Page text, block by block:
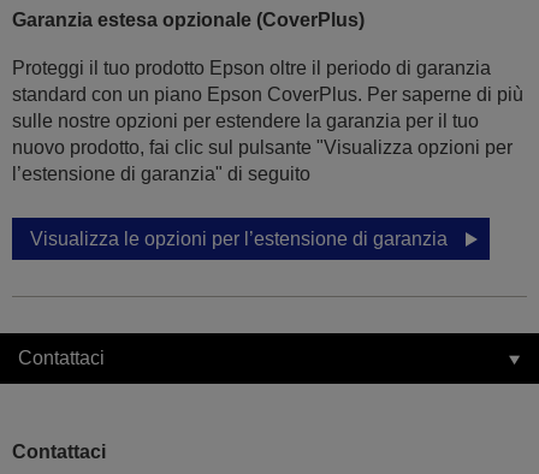
Garanzia estesa opzionale (CoverPlus)
Proteggi il tuo prodotto Epson oltre il periodo di garanzia
standard con un piano Epson CoverPlus. Per saperne di più
sulle nostre opzioni per estendere la garanzia per il tuo
nuovo prodotto, fai clic sul pulsante "Visualizza opzioni per
l’estensione di garanzia" di seguito
Visualizza le opzioni per l’estensione di garanzia
Contattaci
Contattaci